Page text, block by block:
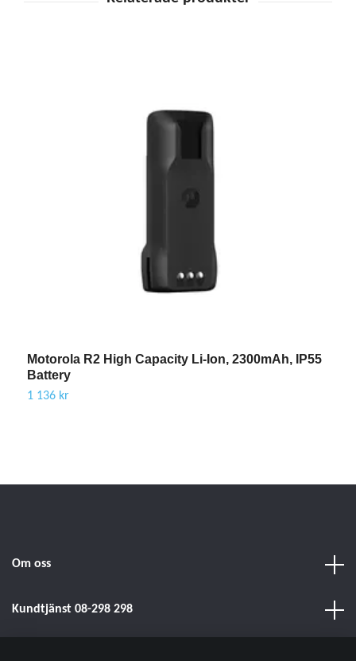
Motorola R2 High Capacity Li-Ion, 2300mAh, IP55
Battery
1 136 kr
Om oss
Kundtjänst 08-298 298